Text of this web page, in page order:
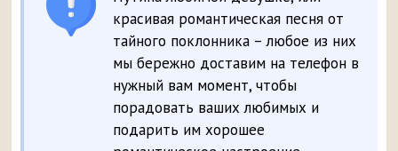
красивая романтическая песня от
тайного поклонника – любое из них
мы бережно доставим на телефон в
нужный вам момент, чтобы
порадовать ваших любимых и
подарить им хорошее